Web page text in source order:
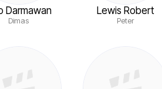
Darmawan
Dimas
Lewis Robert
Peter